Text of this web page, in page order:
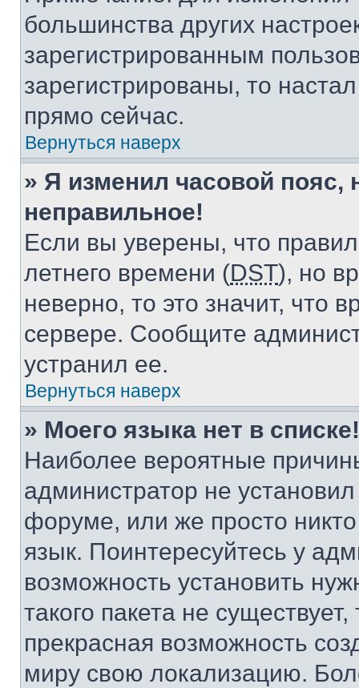
большинства других
зарегистрированным
зарегистрированы, то
прямо сейчас.
Вернуться наверх
» Я изменил часовой пояс,
неправильное!
Если вы уверены, что
летнего времени (DST), но
неверно, то это значит, что
сервере. Сообщите
устранил ее.
Вернуться наверх
» Моего языка нет в списке!
Наиболее вероятные
администратор не
форуме, или же просто
язык. Поинтересуйтесь у
возможность установить
такого пакета не
прекрасная возможность
миру свою локализацию.